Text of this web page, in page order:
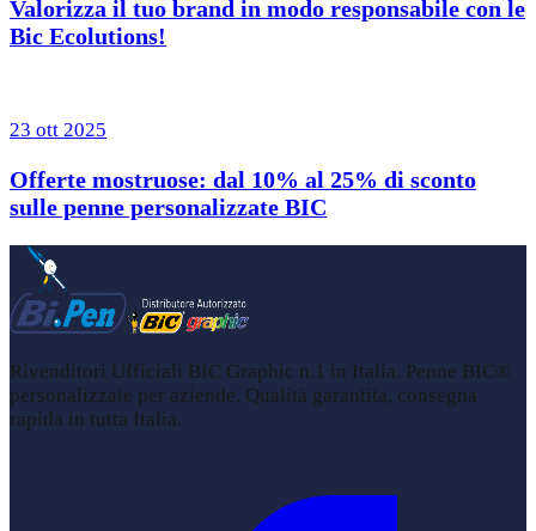
Valorizza il tuo brand in modo responsabile con le
Bic Ecolutions!
23 ott 2025
Offerte mostruose: dal 10% al 25% di sconto
sulle penne personalizzate BIC
Rivenditori Ufficiali BIC Graphic n.1 in Italia. Penne BIC®
personalizzate per aziende. Qualità garantita, consegna
rapida in tutta Italia.